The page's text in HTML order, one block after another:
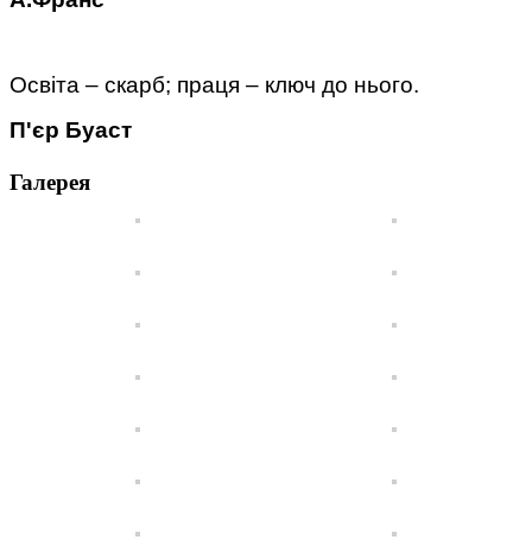
Освіта – скарб; праця – ключ до нього.
П'єр Буаст
Галерея